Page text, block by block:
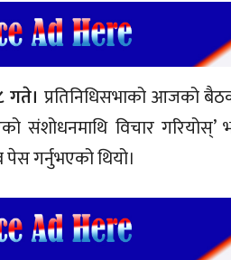
गते। प्रतिनिधिसभाको आजको
संशोधनमाथि विचार
गर्नुभएको थियो।